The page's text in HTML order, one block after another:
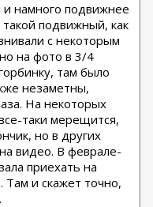
и намного подвижнее
подвижный, как
с некоторым
на фото в 3/4
там было
незаметны,
На некоторых
таки мерещится,
но в других
видео. В феврале-
приехать на
и скажет точно,